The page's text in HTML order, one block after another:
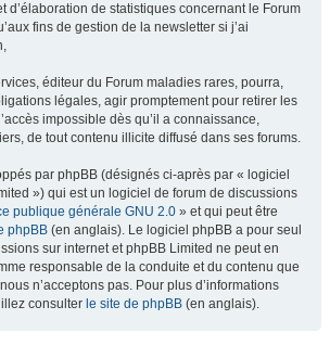
d’élaboration de statistiques concernant le Forum
fins de gestion de la newsletter si j’ai
éditeur du Forum maladies rares, pourra,
légales, agir promptement pour retirer les
impossible dès qu’il a connaissance,
de tout contenu illicite diffusé dans ses forums.
par phpBB (désignés ci-après par « logiciel
») qui est un logiciel de forum de discussions
publique générale GNU 2.0 » et qui peut être
phpBB (en anglais). Le logiciel phpBB a pour seul
sur internet et phpBB Limited ne peut en
responsable de la conduite et du contenu que
n’acceptons pas. Pour plus d’informations
consulter le site de phpBB (en anglais).